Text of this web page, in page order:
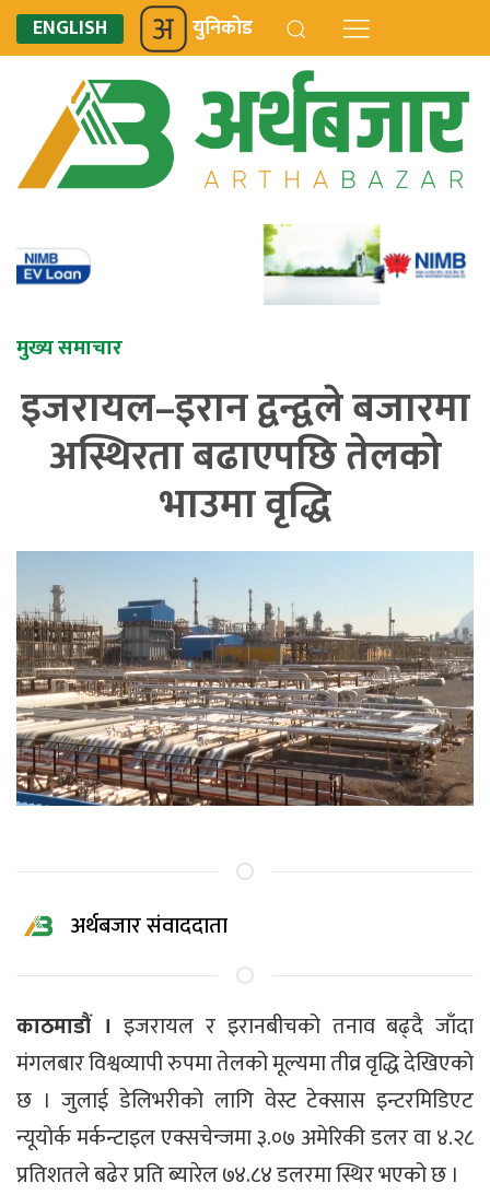
ENGLISH युनिकोड
मुख्य समाचार
इजरायल–इरान द्वन्द्वले बजारमा
अस्थिरता बढाएपछि तेलको
भाउमा वृद्धि
अर्थबजार संवाददाता
काठमाडौं । इजरायल र इरानबीचको तनाव बढ्दै जाँदा
मंगलबार विश्वव्यापी रुपमा तेलको मूल्यमा तीव्र वृद्धि देखिएको
छ । जुलाई डेलिभरीको लागि वेस्ट टेक्सास इन्टरमिडिएट
न्यूयोर्क मर्कन्टाइल एक्सचेन्जमा ३.०७ अमेरिकी डलर वा ४.२८
प्रतिशतले बढेर प्रति ब्यारेल ७४.८४ डलरमा स्थिर भएको छ ।